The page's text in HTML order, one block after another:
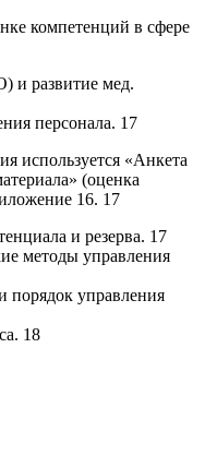
компетенций в сфере
и развитие мед.
персонала. 17
используется «Анкета
(оценка
16. 17
и резерва. 17
методы управления
порядок управления
18